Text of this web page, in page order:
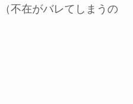
（不在がバレてしまうの